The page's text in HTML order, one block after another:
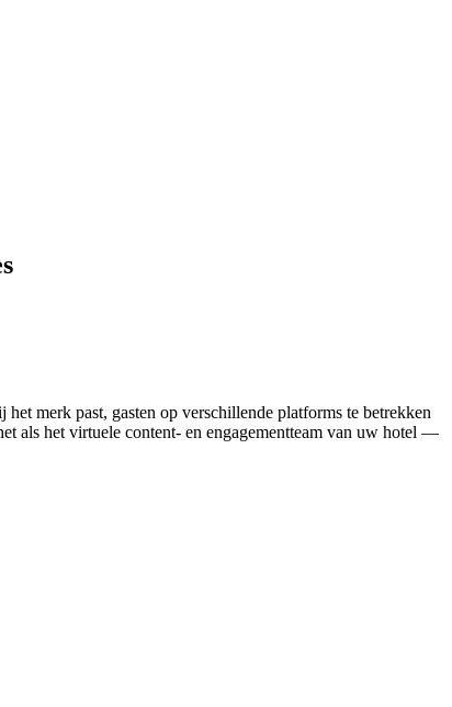
merk past, gasten op verschillende platforms te betrekken
als het virtuele content- en engagementteam van uw hotel —